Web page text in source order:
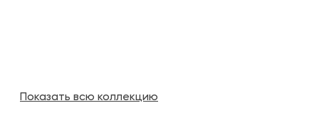
Показать всю коллекцию